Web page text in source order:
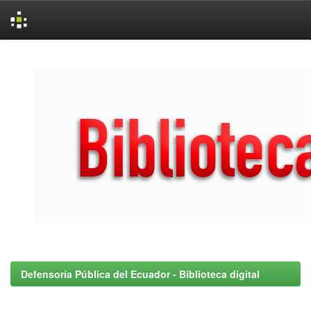
Defensoría Pública del Ecuador - Biblioteca digital